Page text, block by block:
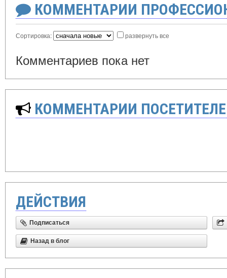
КОММЕНТАРИИ
Сортировка: развернуть все
Комментариев пока нет
КОММЕНТАРИИ
ДЕЙСТВИЯ
Подписаться
Назад в блог